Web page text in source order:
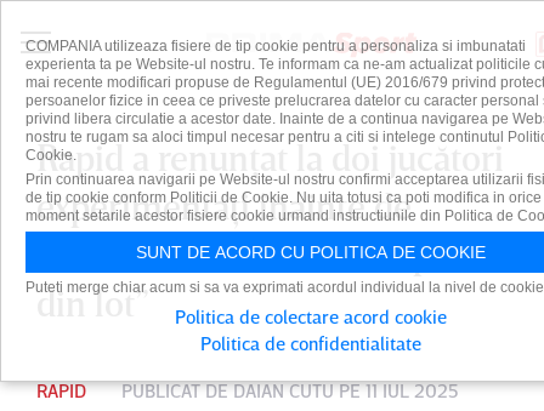
Rapid a renunţat la doi jucători
experimentaţi înainte de
startul de sezon. ”Nu fac parte
din lot”
RAPID PUBLICAT DEDAIAN CUTUPE 11 IUL 2025
COMPANIA utilizeaza fisiere de tip cookie pentru a personaliza si imbunatati
experienta ta pe Website-ul nostru. Te informam ca ne-am actualizat politicile
mai recente modificari propuse de Regulamentul (UE) 2016/679 privind
persoanelor fizice in ceea ce priveste prelucrarea datelor cu caracter personal
privind libera circulatie a acestor date. Inainte de a continua navigarea pe
nostru te rugam sa aloci timpul necesar pentru a citi si intelege continutul
Cookie.
Prin continuarea navigarii pe Website-ul nostru confirmi acceptarea utilizarii
de tip cookie conform Politicii de Cookie. Nu uita totusi ca poti modifica in orice
moment setarile acestor fisiere cookie urmand instructiunile din Politica de
SUNT DE ACORD CU POLITICA DE COOKIE
Puteti merge chiar acum si sa va exprimati acordul individual la nivel de
Politica de colectare acord cookie
Politica de confidentialitate